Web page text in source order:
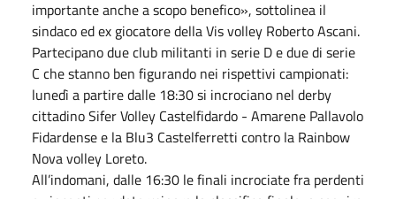
importante anche a scopo benefico», sottolinea il
sindaco ed ex giocatore della Vis volley Roberto Ascani.
Partecipano due club militanti in serie D e due di serie
C che stanno ben figurando nei rispettivi campionati:
lunedì a partire dalle 18:30 si incrociano nel derby
cittadino Sifer Volley Castelfidardo - Amarene Pallavolo
Fidardense e la Blu3 Castelferretti contro la Rainbow
Nova volley Loreto.
All’indomani, dalle 16:30 le finali incrociate fra perdenti